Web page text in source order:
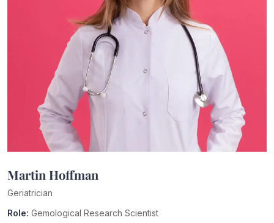
Martin Hoffman
Geriatrician
Role: Gemological Research Scientist